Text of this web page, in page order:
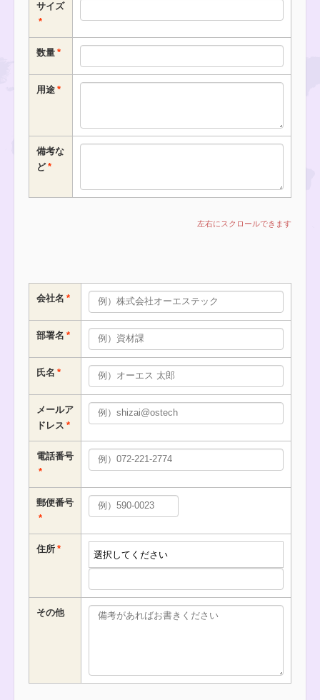
サイズ
数量
用途
備考な
ど
会社名
部署名
氏名
メールア
ドレス
電話番号
郵便番号
住所
その他